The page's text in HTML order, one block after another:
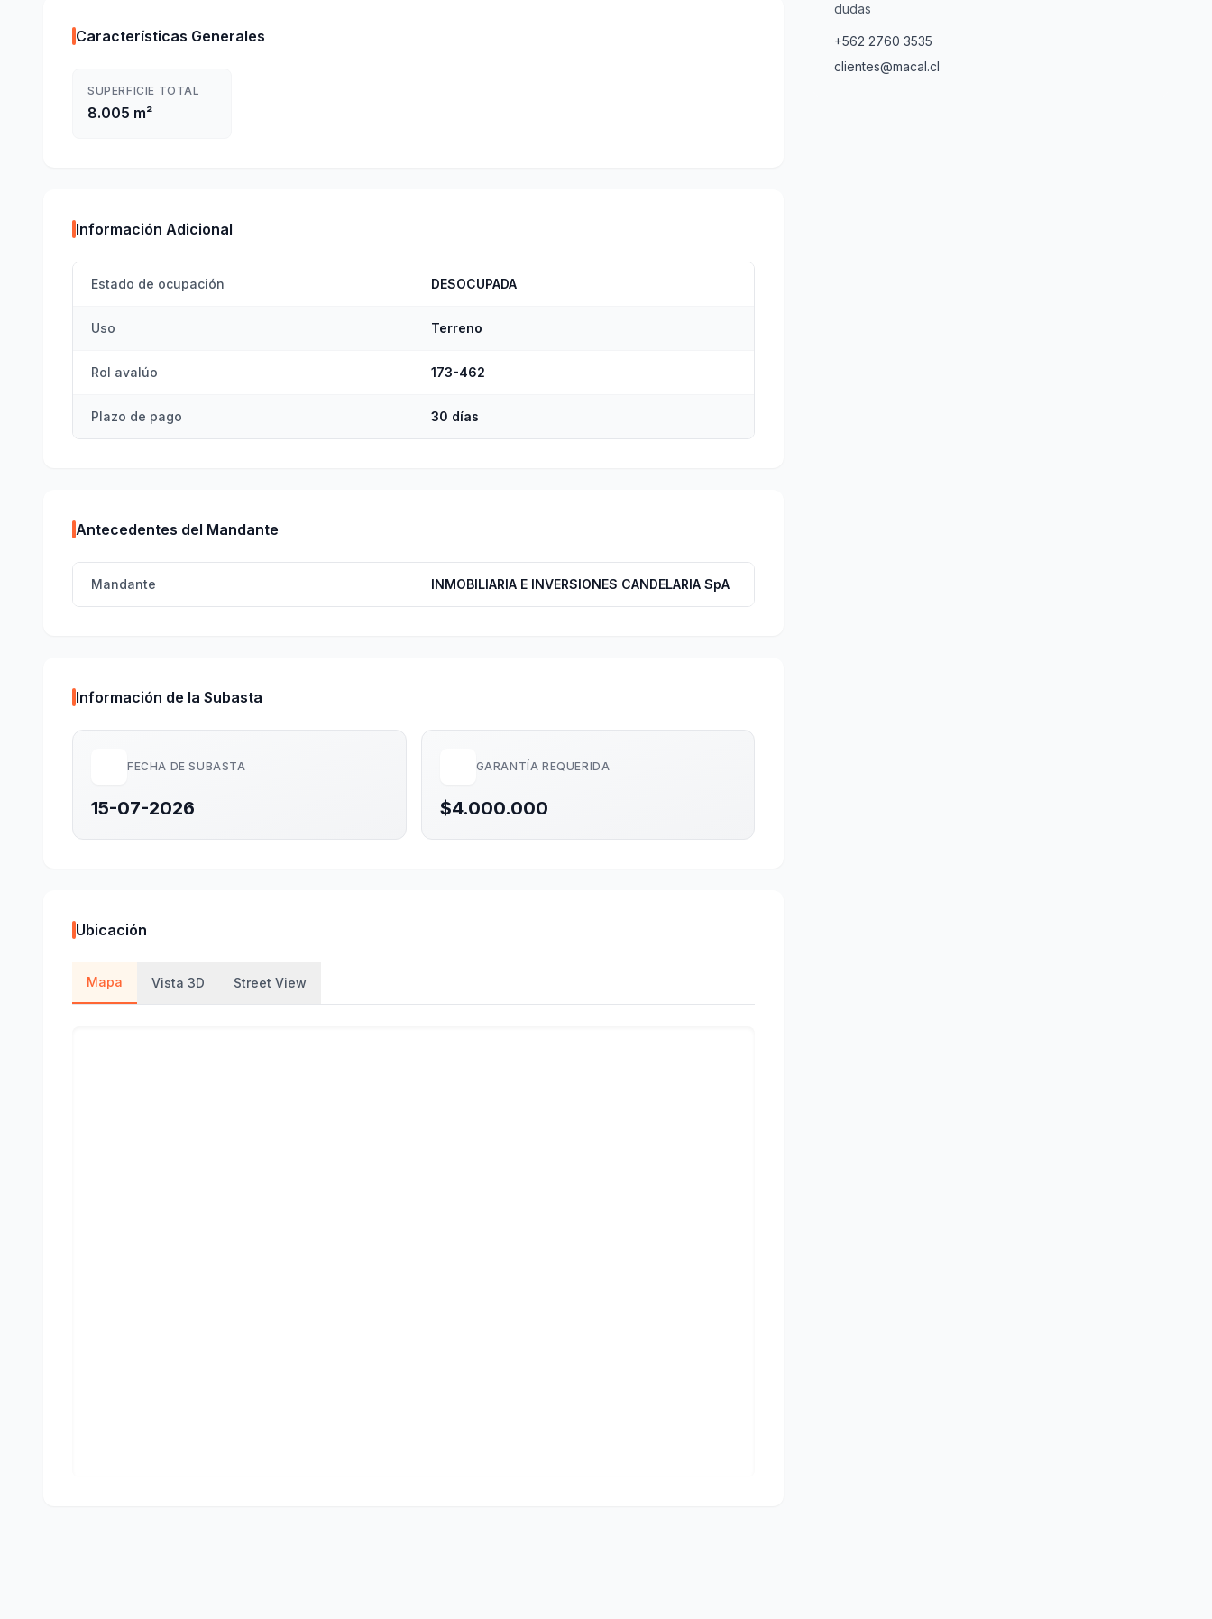
Características Generales
SUPERFICIE TOTAL
8.005 m²
Información Adicional
Estado de ocupación DESOCUPADA
Uso Terreno
Rol avalúo 173-462
Plazo de pago 30 días
Antecedentes del Mandante
Mandante INMOBILIARIA E INVERSIONES CANDELARIA SpA
Información de la Subasta
FECHA DE SUBASTA
15-07-2026
GARANTÍA REQUERIDA
$4.000.000
Ubicación
Mapa Vista 3D Street View
dudas
+562 2760 3535
clientes@macal.cl